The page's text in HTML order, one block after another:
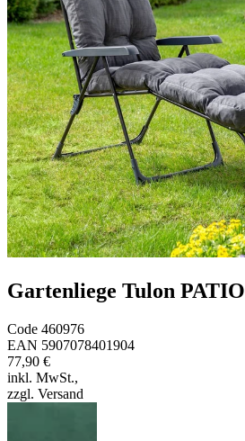
Gartenliege Tulon PATIO
Code 460976
EAN 5907078401904
77,90 €
inkl. MwSt.,
zzgl. Versand